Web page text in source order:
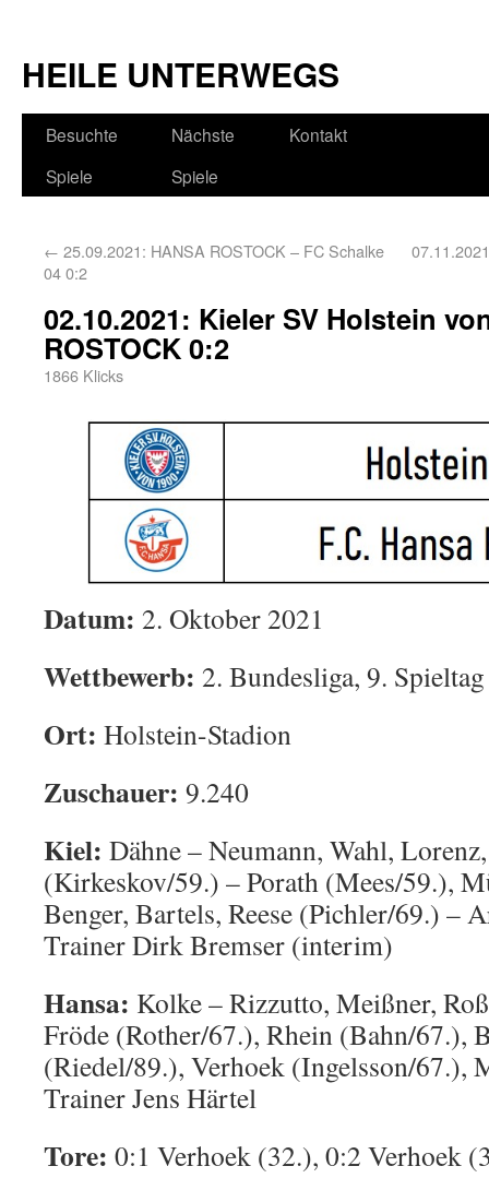
HEILE UNTERWEGS
Besuchte
Spiele
Nächste
Spiele
Kontakt
← 25.09.2021: HANSA ROSTOCK – FC Schalke
04 0:2
02.10.2021: Kieler SV Holstein
ROSTOCK 0:2
1866 Klicks
Datum: 2. Oktober 2021
Wettbewerb: 2. Bundesliga, 9. Spieltag
Ort: Holstein-Stadion
Zuschauer: 9.240
Kiel: Dähne – Neumann, Wahl,
(Kirkeskov/59.) – Porath (Mees/59.),
Benger, Bartels, Reese (Pichler/69.) –
Trainer Dirk Bremser (interim)
Hansa: Kolke – Rizzutto, Meißner,
Fröde (Rother/67.), Rhein (Bahn/67.),
(Riedel/89.), Verhoek (Ingelsson/67.),
Trainer Jens Härtel
Tore: 0:1 Verhoek (32.), 0:2 Verhoek